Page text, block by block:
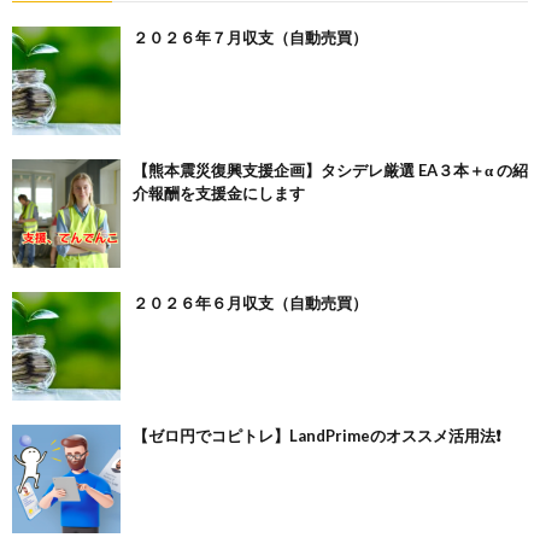
２０２６年７月収支（自動売買）
【熊本震災復興支援企画】タシデレ厳選 EA３本＋α の紹
介報酬を支援金にします
２０２６年６月収支（自動売買）
【ゼロ円でコピトレ】LandPrimeのオススメ活用法❗️